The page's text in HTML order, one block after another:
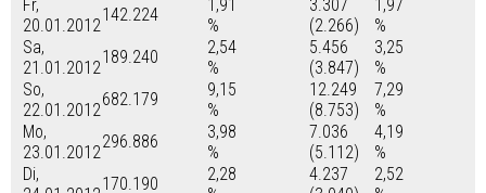
Fr,
20.01.2012
142.224
1,91
%
3.307
(2.266)
1,97
%
Sa,
21.01.2012
189.240
2,54
%
5.456
(3.847)
3,25
%
So,
22.01.2012
682.179
9,15
%
12.249
(8.753)
7,29
%
Mo,
23.01.2012
296.886
3,98
%
7.036
(5.112)
4,19
%
Di,
170.190
2,28
4.237
2,52